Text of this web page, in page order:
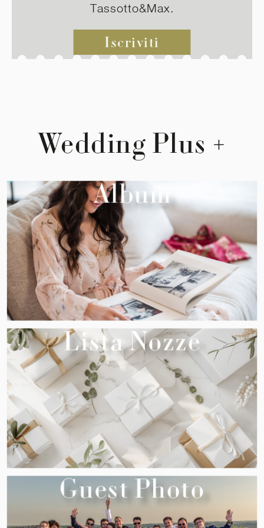
Tassotto&Max.
Iscriviti
Wedding Plus +
Album
Lista Nozze
Guest Photo